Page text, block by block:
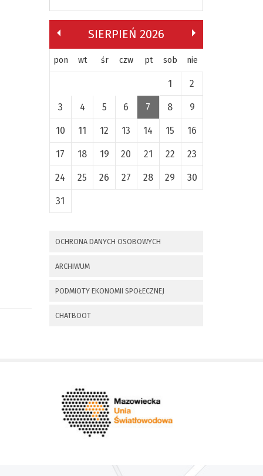
SIERPIEŃ 2026
pon wt śr czw pt sob nie
1 2
3 4 5 6 7 8 9
10 11 12 13 14 15 16
17 18 19 20 21 22 23
24 25 26 27 28 29 30
31
Bitwy pod
informacyjne 28.09.2021 r.
Invalid date
ZAPROSZENIE NA
Ludowych Regionów
OCHRONA DANYCH OSOBOWYCH
ARCHIWUM
PODMIOTY EKONOMII SPOŁECZNEJ
CHATBOOT